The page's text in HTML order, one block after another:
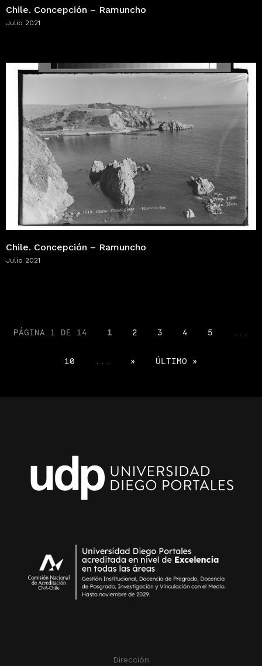
Chile. Concepción – Ramuncho
Julio 2021
Chile. Concepción – Ramuncho
Julio 2021
PÁGINA 1 DE 14 1 2 3 4 5
10 » ÚLTIMO »
Dirección